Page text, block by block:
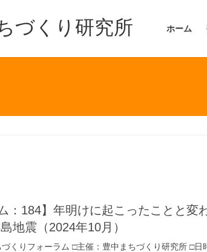
づくり研究所 ホーム
：184】年明けに起こったことと変
地震（2024年10月）
くりフォーラム □主催：豊中まちづくり研究所 □